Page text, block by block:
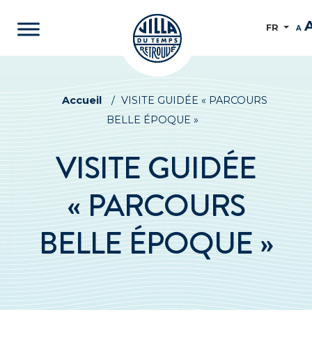
FR A
Accueil / VISITE GUIDÉE « PARCOURS
BELLE ÉPOQUE »
VISITE GUIDÉE
« PARCOURS
BELLE ÉPOQUE »